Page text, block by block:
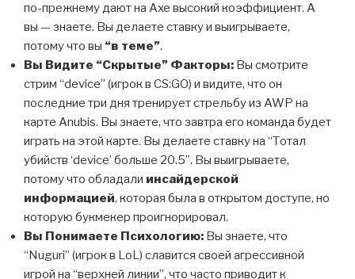
по-прежнему дают на Axe высокий коэффициент. А
вы — знаете. Вы делаете ставку и выигрываете,
потому что вы “в теме”.
Вы Видите “Скрытые” Факторы: Вы смотрите
стрим “device” (игрок в CS:GO) и видите, что он
последние три дня тренирует стрельбу из AWP на
карте Anubis. Вы знаете, что завтра его команда будет
играть на этой карте. Вы делаете ставку на “Тотал
убийств ‘device’ больше 20.5”. Вы выигрываете,
потому что обладали инсайдерской
информацией, которая была в открытом доступе, но
которую букмекер проигнорировал.
Вы Понимаете Психологию: Вы знаете, что
“Nuguri” (игрок в LoL) славится своей агрессивной
игрой на “верхней линии”, что часто приводит к